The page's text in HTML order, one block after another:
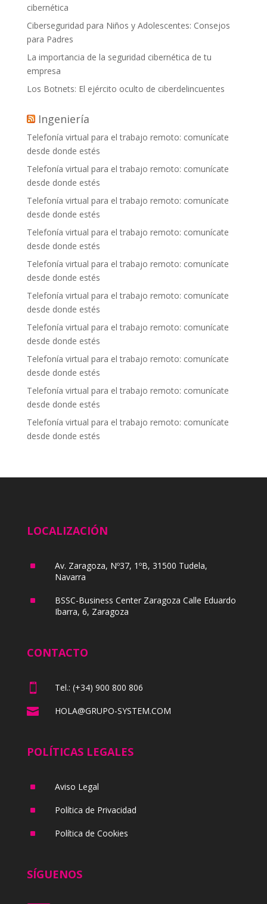
cibernética
Ciberseguridad para Niños y Adolescentes: Consejos
para Padres
La importancia de la seguridad cibernética de tu
empresa
Los Botnets: El ejército oculto de ciberdelincuentes
Ingeniería
Telefonía virtual para el trabajo remoto: comunícate
desde donde estés
Telefonía virtual para el trabajo remoto: comunícate
desde donde estés
Telefonía virtual para el trabajo remoto: comunícate
desde donde estés
Telefonía virtual para el trabajo remoto: comunícate
desde donde estés
Telefonía virtual para el trabajo remoto: comunícate
desde donde estés
Telefonía virtual para el trabajo remoto: comunícate
desde donde estés
Telefonía virtual para el trabajo remoto: comunícate
desde donde estés
Telefonía virtual para el trabajo remoto: comunícate
desde donde estés
Telefonía virtual para el trabajo remoto: comunícate
desde donde estés
Telefonía virtual para el trabajo remoto: comunícate
desde donde estés
LOCALIZACIÓN
^
Av. Zaragoza, Nº37, 1ºB, 31500 Tudela,
Navarra
^
BSSC-Business Center Zaragoza Calle Eduardo
Ibarra, 6, Zaragoza
CONTACTO
 Tel.: (+34) 900 800 806
 HOLA@GRUPO-SYSTEM.COM
POLÍTICAS LEGALES
^ Aviso Legal
^ Política de Privacidad
^ Política de Cookies
SÍGUENOS